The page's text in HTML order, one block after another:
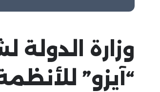
وزارة
“آيزو”